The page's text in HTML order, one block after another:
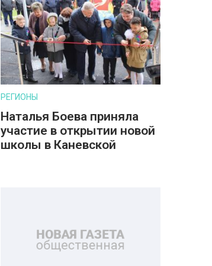
РЕГИОНЫ
Наталья Боева приняла
участие в открытии новой
школы в Каневской